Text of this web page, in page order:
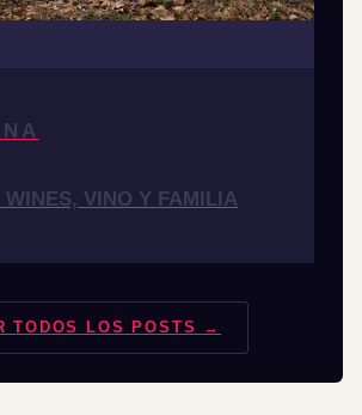
VINO Y FAMILIA
TODOS LOS POSTS →